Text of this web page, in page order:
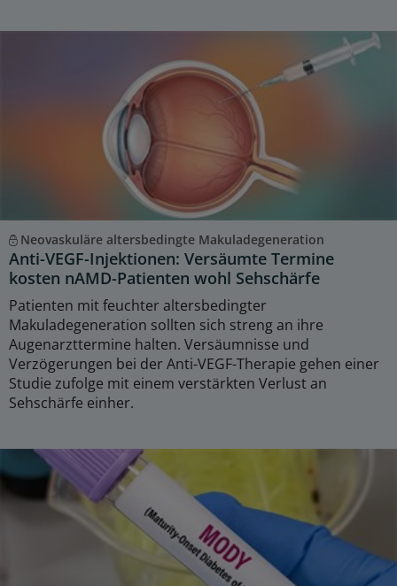
Neovaskuläre altersbedingte Makuladegeneration
Anti-VEGF-Injektionen: Versäumte Termine
kosten nAMD-Patienten wohl Sehschärfe
Patienten mit feuchter altersbedingter
Makuladegeneration sollten sich streng an ihre
Augenarzttermine halten. Versäumnisse und
Verzögerungen bei der Anti-VEGF-Therapie gehen einer
Studie zufolge mit einem verstärkten Verlust an
Sehschärfe einher.